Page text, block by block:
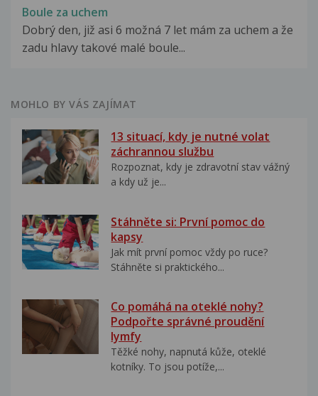
Boule za uchem
Dobrý den, již asi 6 možná 7 let mám za uchem a že
zadu hlavy takové malé boule...
MOHLO BY VÁS ZAJÍMAT
13 situací, kdy je nutné volat
záchrannou službu
Rozpoznat, kdy je zdravotní stav vážný
a kdy už je...
Stáhněte si: První pomoc do
kapsy
Jak mít první pomoc vždy po ruce?
Stáhněte si praktického...
Co pomáhá na oteklé nohy?
Podpořte správné proudění
lymfy
Těžké nohy, napnutá kůže, oteklé
kotníky. To jsou potíže,...